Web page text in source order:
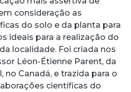
consideração as
do solo e da planta para
ideais para a realização do
localidade. Foi criada nos
Léon-Étienne Parent, da
no Canadá, e trazida para o
científicas do